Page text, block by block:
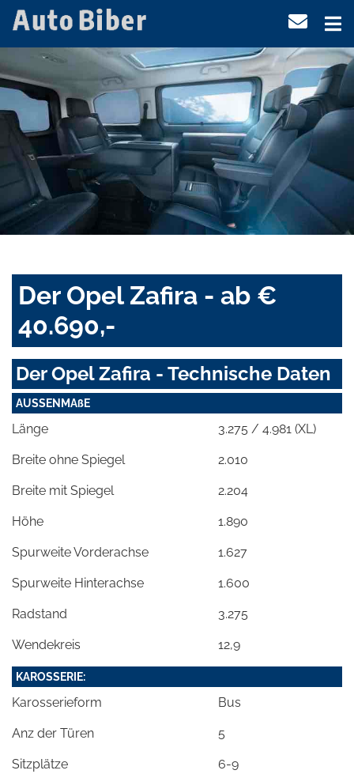
Der Opel Zafira - ab €
40.690,-
Der Opel Zafira - Technische Daten
AUSSENMAßE
Länge 3.275 / 4.981 (XL)
Breite ohne Spiegel 2.010
Breite mit Spiegel 2.204
Höhe 1.890
Spurweite Vorderachse 1.627
Spurweite Hinterachse 1.600
Radstand 3.275
Wendekreis 12,9
KAROSSERIE:
Karosserieform Bus
Anz der Türen 5
Sitzplätze 6-9